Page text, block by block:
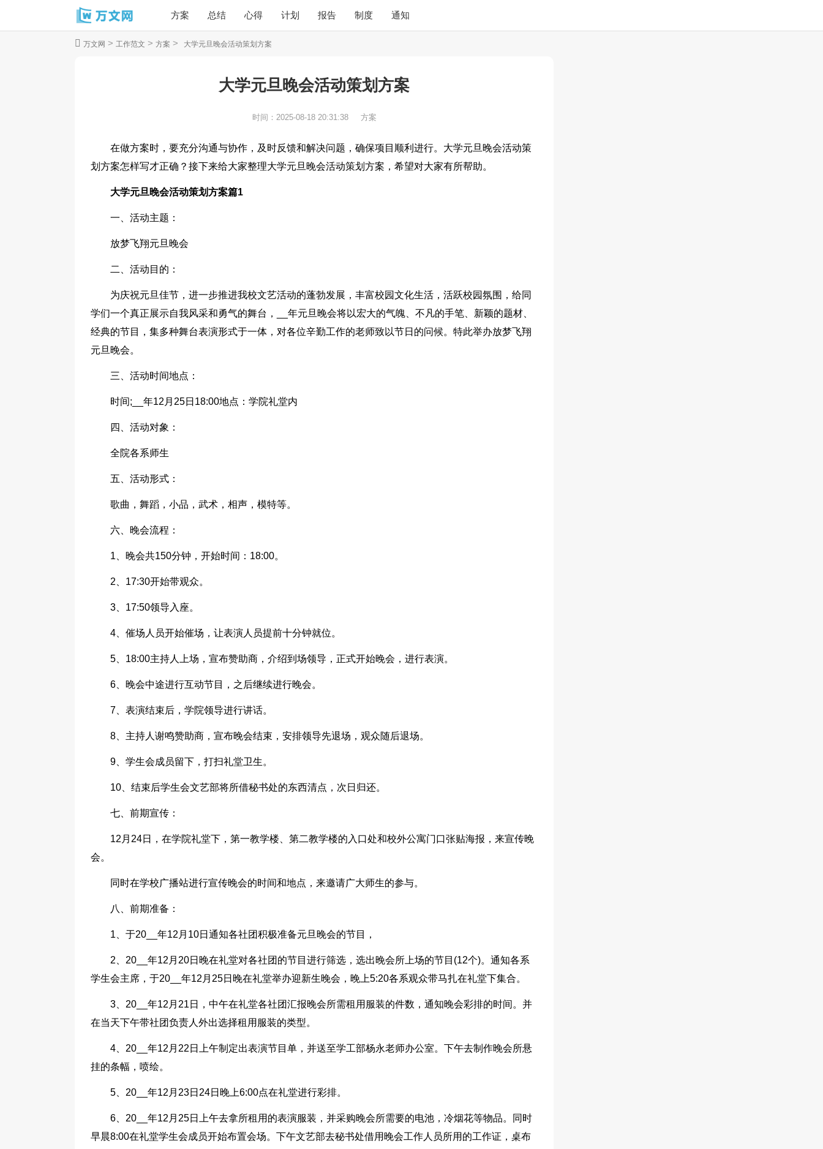
方案 总结 心得 计划 报告 制度 通知
万文网 > 工作范文 > 方案 > 大学元旦晚会活动策划方案
大学元旦晚会活动策划方案
时间： 2025-08-18 20:31:38 方案
在做方案时，要充分沟通与协作，及时反馈和解决问题，确保项目顺利进行。大学元旦晚会活动策
划方案怎样写才正确？接下来给大家整理大学元旦晚会活动策划方案，希望对大家有所帮助。
大学元旦晚会活动策划方案篇1
一、活动主题：
放梦飞翔元旦晚会
二、活动目的：
为庆祝元旦佳节，进一步推进我校文艺活动的蓬勃发展，丰富校园文化生活，活跃校园氛围，给同
学们一个真正展示自我风采和勇气的舞台，__年元旦晚会将以宏大的气魄、不凡的手笔、新颖的题材、
经典的节目，集多种舞台表演形式于一体，对各位辛勤工作的老师致以节日的问候。特此举办放梦飞翔
元旦晚会。
三、活动时间地点：
时间;__年12月25日18:00地点：学院礼堂内
四、活动对象：
全院各系师生
五、活动形式：
歌曲，舞蹈，小品，武术，相声，模特等。
六、晚会流程：
1、晚会共150分钟，开始时间：18:00。
2、17:30开始带观众。
3、17:50领导入座。
4、催场人员开始催场，让表演人员提前十分钟就位。
5、18:00主持人上场，宣布赞助商，介绍到场领导，正式开始晚会，进行表演。
6、晚会中途进行互动节目，之后继续进行晚会。
7、表演结束后，学院领导进行讲话。
8、主持人谢鸣赞助商，宣布晚会结束，安排领导先退场，观众随后退场。
9、学生会成员留下，打扫礼堂卫生。
10、结束后学生会文艺部将所借秘书处的东西清点，次日归还。
七、前期宣传：
12月24日，在学院礼堂下，第一教学楼、第二教学楼的入口处和校外公寓门口张贴海报，来宣传晚
会。
同时在学校广播站进行宣传晚会的时间和地点，来邀请广大师生的参与。
八、前期准备：
1、于20__年12月10日通知各社团积极准备元旦晚会的节目，
2、20__年12月20日晚在礼堂对各社团的节目进行筛选，选出晚会所上场的节目(12个)。通知各系
学生会主席，于20__年12月25日晚在礼堂举办迎新生晚会，晚上5:20各系观众带马扎在礼堂下集合。
3、20__年12月21日，中午在礼堂各社团汇报晚会所需租用服装的件数，通知晚会彩排的时间。并
在当天下午带社团负责人外出选择租用服装的类型。
4、20__年12月22日上午制定出表演节目单，并送至学工部杨永老师办公室。下午去制作晚会所悬
挂的条幅，喷绘。
5、20__年12月23日24日晚上6:00点在礼堂进行彩排。
6、20__年12月25日上午去拿所租用的表演服装，并采购晚会所需要的电池，冷烟花等物品。同时
早晨8:00在礼堂学生会成员开始布置会场。下午文艺部去秘书处借用晚会工作人员所用的工作证，桌布